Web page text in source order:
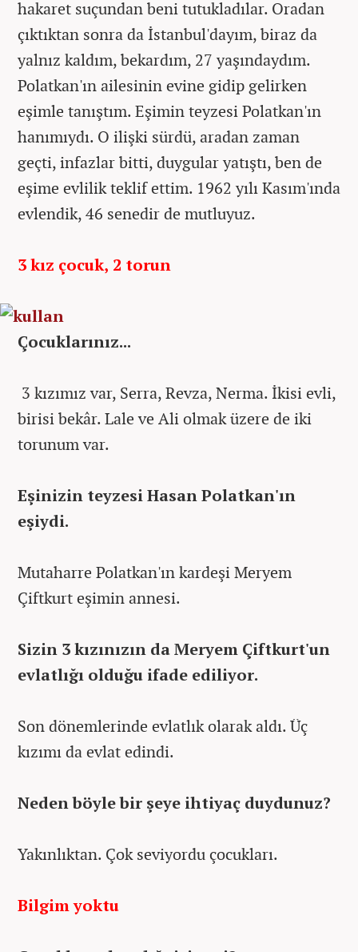
hakaret suçundan beni tutukladılar. Oradan
çıktıktan sonra da İstanbul'dayım, biraz da
yalnız kaldım, bekardım, 27 yaşındaydım.
Polatkan'ın ailesinin evine gidip gelirken
eşimle tanıştım. Eşimin teyzesi Polatkan'ın
hanımıydı. O ilişki sürdü, aradan zaman
geçti, infazlar bitti, duygular yatıştı, ben de
eşime evlilik teklif ettim. 1962 yılı Kasım'ında
evlendik, 46 senedir de mutluyuz.
3 kız çocuk, 2 torun
Çocuklarınız...
3 kızımız var, Serra, Revza, Nerma. İkisi evli,
birisi bekâr. Lale ve Ali olmak üzere de iki
torunum var.
Eşinizin teyzesi Hasan Polatkan'ın
eşiydi.
Mutaharre Polatkan'ın kardeşi Meryem
Çiftkurt eşimin annesi.
Sizin 3 kızınızın da Meryem Çiftkurt'un
evlatlığı olduğu ifade ediliyor.
Son dönemlerinde evlatlık olarak aldı. Üç
kızımı da evlat edindi.
Neden böyle bir şeye ihtiyaç duydunuz?
Yakınlıktan. Çok seviyordu çocukları.
Bilgim yoktu